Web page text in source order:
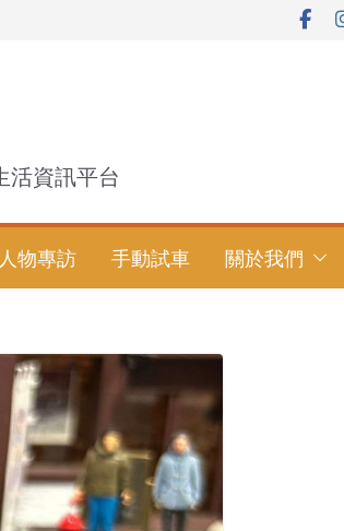
活資訊平台
人物專訪 手動試車 關於我們